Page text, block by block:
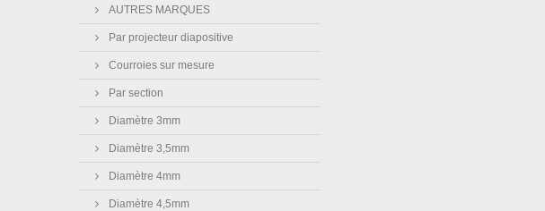
AUTRES MARQUES
Par projecteur diapositive
Courroies sur mesure
Par section
Diamètre 3mm
Diamètre 3,5mm
Diamètre 4mm
Diamètre 4,5mm